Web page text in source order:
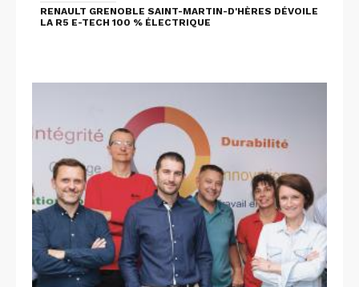
RENAULT GRENOBLE SAINT-MARTIN-D'HÈRES DÉVOILE
LA R5 E-TECH 100 % ÉLECTRIQUE